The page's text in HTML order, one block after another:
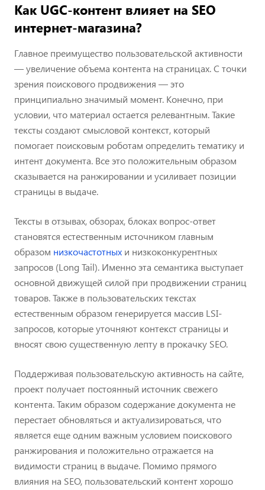
Как UGC-контент влияет на SEO
интернет-магазина?
Главное преимущество пользовательской активности
— увеличение объема контента на страницах. С точки
зрения поискового продвижения — это
принципиально значимый момент. Конечно, при
условии, что материал остается релевантным. Такие
тексты создают смысловой контекст, который
помогает поисковым роботам определить тематику и
интент документа. Все это положительным образом
сказывается на ранжировании и усиливает позиции
страницы в выдаче.
Тексты в отзывах, обзорах, блоках вопрос-ответ
становятся естественным источником главным
образом низкочастотных и низкоконкурентных
запросов (Long Tail). Именно эта семантика выступает
основной движущей силой при продвижении страниц
товаров. Также в пользовательских текстах
естественным образом генерируется массив LSI-
запросов, которые уточняют контекст страницы и
вносят свою существенную лепту в прокачку SEO.
Поддерживая пользовательскую активность на сайте,
проект получает постоянный источник свежего
контента. Таким образом содержание документа не
перестает обновляться и актуализироваться, что
является еще одним важным условием поискового
ранжирования и положительно отражается на
видимости страниц в выдаче. Помимо прямого
влияния на SEO, пользовательский контент хорошо